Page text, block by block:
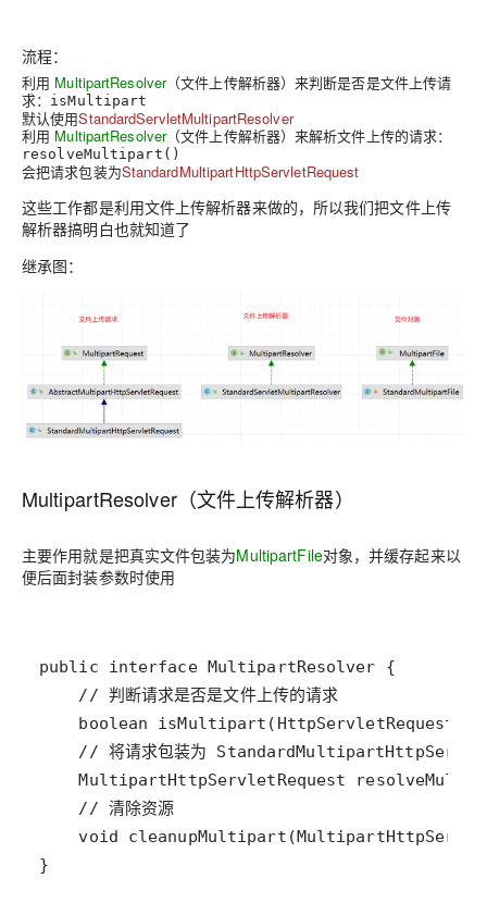
流程：
利用 MultipartResolver（文件上传解析器）来判断是否是文件上传请
求：
isMultipart
默认使用StandardServletMultipartResolver
利用 MultipartResolver（文件上传解析器）来解析文件上传的请求：
resolveMultipart()
会把请求包装为StandardMultipartHttpServletRequest
这些工作都是利用文件上传解析器来做的，所以我们把文件上传
解析器搞明白也就知道了
继承图：
MultipartResolver（文件上传解析器）
主要作用就是把真实文件包装为MultipartFile对象，并缓存起来以
便后面封装参数时使用
public interface MultipartResolver
// 判断请求是否是文件上传的请求
boolean
isMultipart ( HttpServletRequest
// 将请求包装为
MultipartHttpServletRequest
// 清除资源
void
cleanupMultipart (
}